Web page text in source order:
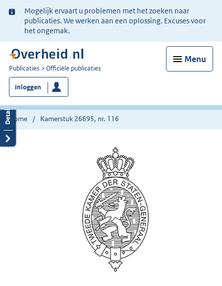
Ter
informatie:
Mogelijk ervaart u problemen met het zoeken naar
publicaties. We werken aan een oplossing. Excuses voor
het ongemak.
Menu
U
bent
nu
hier:
Publicaties Officiële publicaties
Inloggen
Home Kamerstuk 26695, nr. 116